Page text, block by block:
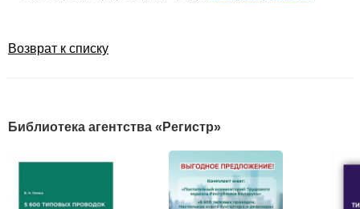
Возврат к списку
Библиотека агентства «Регистр»